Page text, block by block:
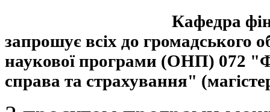
Кафедра
запрошує всіх до громадського
наукової програми (ОНП) 072
справа та страхування"